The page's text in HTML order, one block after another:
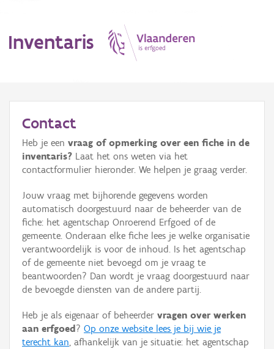
Inventaris
Erfgoedobject
Aanduidingsobject
Waarneming
Thema
Gebeurtenis
Persoon of collectief
Hergebruik
Contact
Heb je een vraag of opmerking over een fiche in de
inventaris? Laat het ons weten via het
contactformulier hieronder. We helpen je graag verder.
Jouw vraag met bijhorende gegevens worden
automatisch doorgestuurd naar de beheerder van de
fiche: het agentschap Onroerend Erfgoed of de
gemeente. Onderaan elke fiche lees je welke organisatie
verantwoordelijk is voor de inhoud. Is het agentschap
of de gemeente niet bevoegd om je vraag te
beantwoorden? Dan wordt je vraag doorgestuurd naar
de bevoegde diensten van de andere partij.
Heb je als eigenaar of beheerder vragen over werken
aan erfgoed ? Op onze website lees je bij wie je
terecht kan, afhankelijk van je situatie: het agentschap